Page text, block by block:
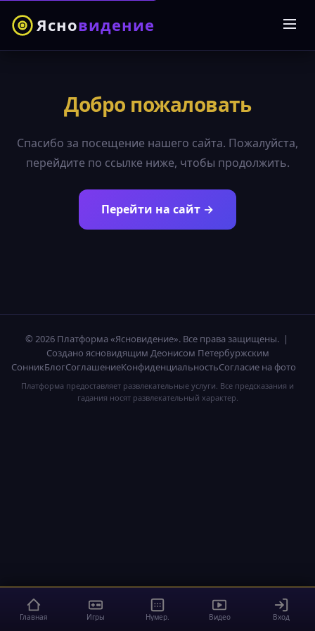
Ясновидение
Добро пожаловать
Спасибо за посещение нашего сайта. Пожалуйста,
перейдите по ссылке ниже, чтобы продолжить.
Перейти на сайт →
© 2026 Платформа «Ясновидение». Все права защищены. |
Создано ясновидящим Деонисом Петербуржским
СонникБлогСоглашениеКонфиденциальностьСогласие на фото
Платформа предоставляет развлекательные услуги. Все предсказания и
гадания носят развлекательный характер.
Главная Игры Нумер. Видео Вход